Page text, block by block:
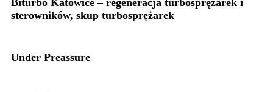
sterowników, skup turbosprężarek
Under Preassure